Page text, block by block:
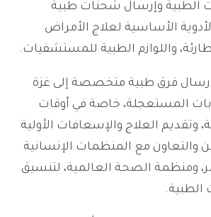
الطبية وإرسال شحنات طبية
الأساسية لعلاج الأمراض
واللوازم الطبية للمستشفيات.
فرق طبية متخصصة إلى غزة
المستعجلة، خاصة في أوقات
وتقديم العلاج والإسعافات الأولية
والتعاون مع المنظمات الإنسانية
ومنظمة الصحة العالمية، لتنسيق
الطبية.